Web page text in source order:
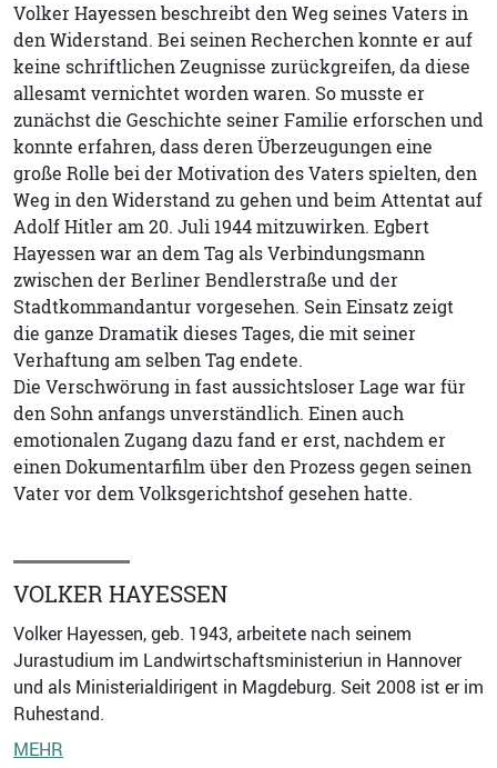
Volker Hayessen beschreibt den Weg seines Vaters in
den Widerstand. Bei seinen Recherchen konnte er auf
keine schriftlichen Zeugnisse zurückgreifen, da diese
allesamt vernichtet worden waren. So musste er
zunächst die Geschichte seiner Familie erforschen und
konnte erfahren, dass deren Überzeugungen eine
große Rolle bei der Motivation des Vaters spielten, den
Weg in den Widerstand zu gehen und beim Attentat auf
Adolf Hitler am 20. Juli 1944 mitzuwirken. Egbert
Hayessen war an dem Tag als Verbindungsmann
zwischen der Berliner Bendlerstraße und der
Stadtkommandantur vorgesehen. Sein Einsatz zeigt
die ganze Dramatik dieses Tages, die mit seiner
Verhaftung am selben Tag endete.
Die Verschwörung in fast aussichtsloser Lage war für
den Sohn anfangs unverständlich. Einen auch
emotionalen Zugang dazu fand er erst, nachdem er
einen Dokumentarfilm über den Prozess gegen seinen
Vater vor dem Volksgerichtshof gesehen hatte.
VOLKER HAYESSEN
Volker Hayessen, geb. 1943, arbeitete nach seinem
Jurastudium im Landwirtschaftsministeriun in Hannover
und als Ministerialdirigent in Magdeburg. Seit 2008 ist er im
Ruhestand.
MEHR